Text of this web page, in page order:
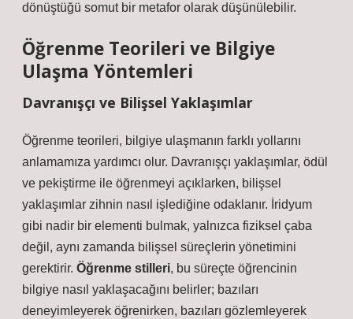
dönüştüğü somut bir metafor olarak düşünülebilir.
Öğrenme Teorileri ve Bilgiye
Ulaşma Yöntemleri
Davranışçı ve Bilişsel Yaklaşımlar
Öğrenme teorileri, bilgiye ulaşmanın farklı yollarını
anlamamıza yardımcı olur. Davranışçı yaklaşımlar, ödül
ve pekiştirme ile öğrenmeyi açıklarken, bilişsel
yaklaşımlar zihnin nasıl işlediğine odaklanır. İridyum
gibi nadir bir elementi bulmak, yalnızca fiziksel çaba
değil, aynı zamanda bilişsel süreçlerin yönetimini
gerektirir. Öğrenme stilleri, bu süreçte öğrencinin
bilgiye nasıl yaklaşacağını belirler; bazıları
deneyimleyerek öğrenirken, bazıları gözlemleyerek